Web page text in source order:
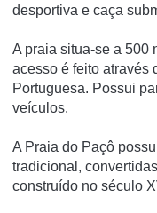
desportiva e caça
A praia situa-se a 500
acesso é feito através
Portuguesa. Possui
veí­culos.
A Praia do Paçô
tradicional,
construí­do no século